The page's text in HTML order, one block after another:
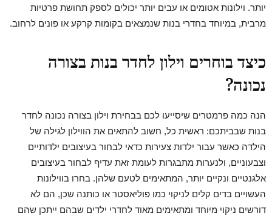
יותר. וילונות אטומים או עבים יותר יכולים לספק תחושת פרטיות
מרבית, במיוחד בחדרי בנות שנמצאים בקומות קרקע או פונים לרחוב.
כיצד בוחרים וילון לחדר בנות בצורה
נכונה?
הנה כמה פרמטרים שיסייעו לכם בבחירת וילון בצורה נכונה לחדר
בנות שבביתכם: ראשית כל, חשוב להתאים את הווילון לגילה של
הילדה כאשר עבור ילדות צעירות כדאי לבחור בעיצובים ילדותיים
וצבעוניים, ולנערות מתבגרות לעומת זאת עדיף לבחור בעיצובים
אלגנטיים ונקיים יותר, המתאימים לטעם שלהן. בחרו בווילונות
העשויים בדים קלים לניקוי כמו פוליאסטר או כותנה שכן, הם לא
דורשים ניקוי מיוחד ומתאימים מאוד לחדרי ילדים שבהם ייתכן שהם